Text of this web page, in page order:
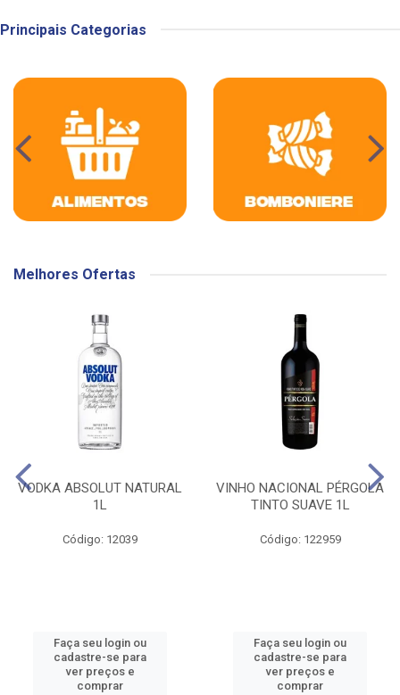
Principais Categorias
Melhores Ofertas
VODKA ABSOLUT NATURAL
1L
Código: 12039
Faça seu login ou
cadastre-se para
ver preços e
comprar
VINHO NACIONAL PÉRGOLA
TINTO SUAVE 1L
Código: 122959
Faça seu login ou
cadastre-se para
ver preços e
comprar